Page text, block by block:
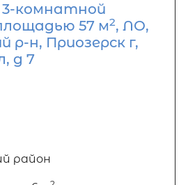
комнатной
57 м2, ЛО,
р-н, Приозерск г,
д 7
район